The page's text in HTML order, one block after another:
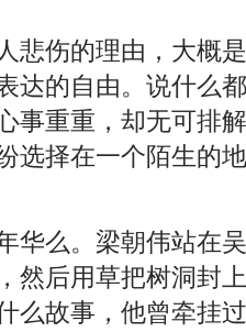
伤的理由，大概是
达的自由。说什么
事重重，却无可排
择在一个陌生的地
么。梁朝伟站在吴
然后用草把树洞封
么故事，他曾牵挂